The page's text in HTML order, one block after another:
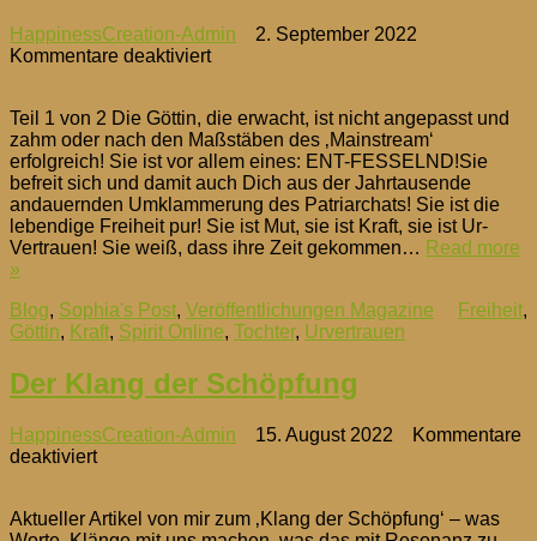
HappinessCreation-Admin
2. September 2022
Kommentare deaktiviertfür
erwacht
–
jetzt
auch
bei
Spirit
Online
Teil 1 von 2 Die Göttin, die erwacht, ist nicht angepasst und
zahm oder nach den Maßstäben des ‚Mainstream‘
erfolgreich! Sie ist vor allem eines: ENT-FESSELND!Sie
befreit sich und damit auch Dich aus der Jahrtausende
andauernden Umklammerung des Patriarchats! Sie ist die
lebendige Freiheit pur! Sie ist Mut, sie ist Kraft, sie ist Ur-
Vertrauen! Sie weiß, dass ihre Zeit gekommen… Read more
»
Blog, Sophia's Post, Veröffentlichungen Magazine Freiheit,
Göttin, Kraft, Spirit Online, Tochter, Urvertrauen
Der Klang der Schöpfung
HappinessCreation-Admin 15. August 2022
Kommentare
deaktiviertfür
der
Aktueller Artikel von mir zum ‚Klang der Schöpfung‘ – was